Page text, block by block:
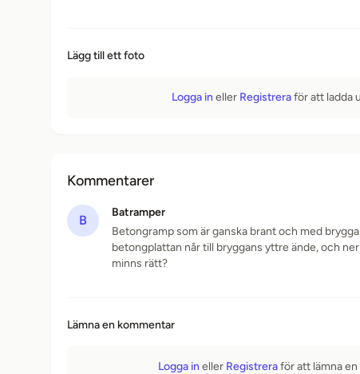
Lägg till ett foto
Logga in eller Registreraför att ladda
Kommentarer
B
Batramper
Betongramp som är ganska brant och med
betongplattan når till bryggans yttre ände, och
minns rätt?
Lämna en kommentar
Logga in eller Registreraför att lämna